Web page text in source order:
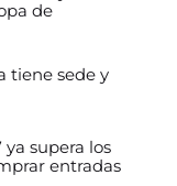
de
tiene sede y
supera los
entradas